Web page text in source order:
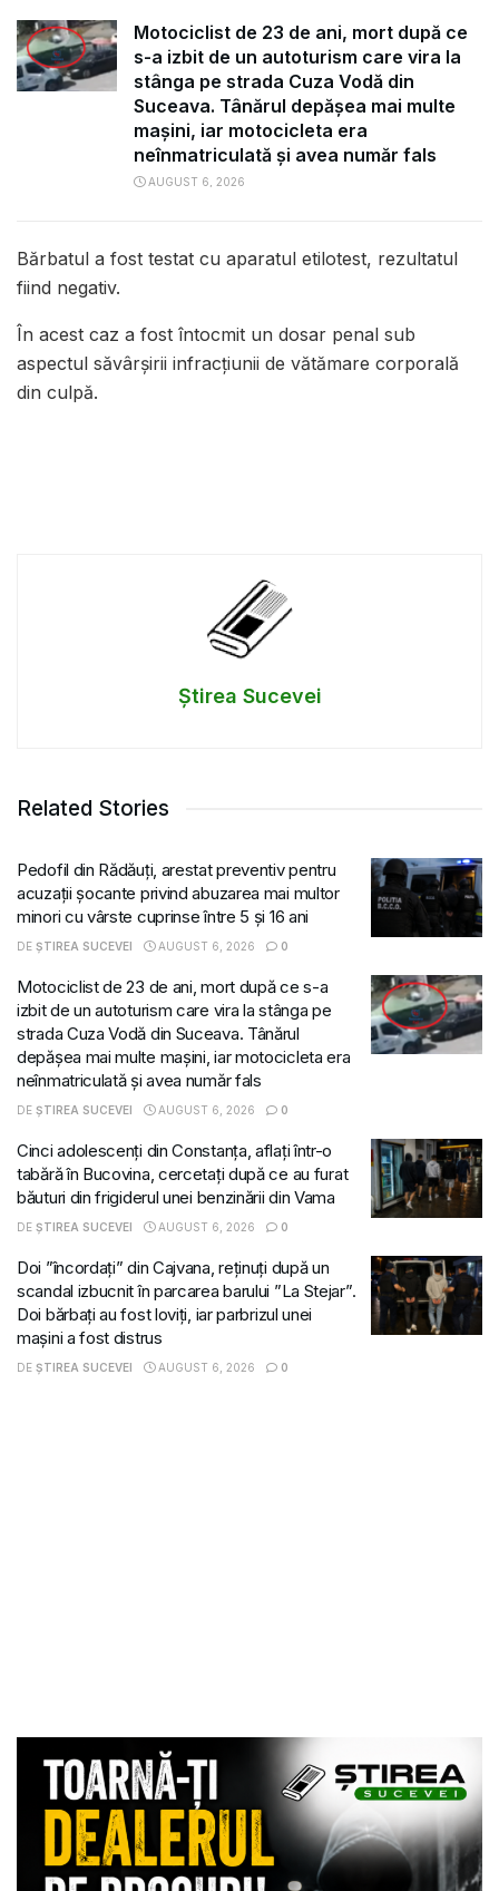
Motociclist de 23 de ani, mort după ce
s-a izbit de un autoturism care vira la
stânga pe strada Cuza Vodă din
Suceava. Tânărul depășea mai multe
mașini, iar motocicleta era
neînmatriculată și avea număr fals
AUGUST 6, 2026
Bărbatul a fost testat cu aparatul etilotest, rezultatul
fiind negativ.
În acest caz a fost întocmit un dosar penal sub
aspectul săvârșirii infracțiunii de vătămare corporală
din culpă.
Știrea Sucevei
Related Stories
Pedofil din Rădăuți, arestat preventiv pentru
acuzații șocante privind abuzarea mai multor
minori cu vârste cuprinse între 5 și 16 ani
DE ȘTIREA SUCEVEI AUGUST 6, 2026 0
Motociclist de 23 de ani, mort după ce s-a
izbit de un autoturism care vira la stânga pe
strada Cuza Vodă din Suceava. Tânărul
depășea mai multe mașini, iar motocicleta era
neînmatriculată și avea număr fals
DE ȘTIREA SUCEVEI AUGUST 6, 2026 0
Cinci adolescenți din Constanța, aflați într-o
tabără în Bucovina, cercetați după ce au furat
băuturi din frigiderul unei benzinării din Vama
DE ȘTIREA SUCEVEI AUGUST 6, 2026 0
Doi ”încordați” din Cajvana, reținuți după un
scandal izbucnit în parcarea barului ”La Stejar”.
Doi bărbați au fost loviți, iar parbrizul unei
mașini a fost distrus
DE ȘTIREA SUCEVEI AUGUST 6, 2026 0